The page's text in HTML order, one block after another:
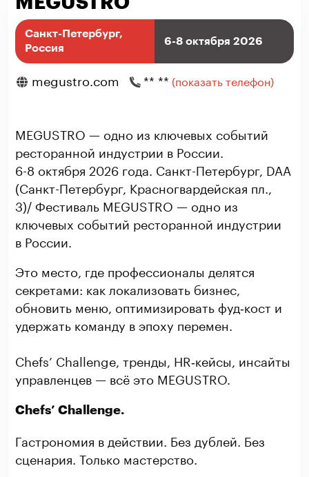
Санкт-Петербург,
Россия
6-8 октября 2026
megustro.com ** ** (показать телефон)
MEGUSTRO — одно из ключевых событий
ресторанной индустрии в России.
6-8 октября 2026 года. Санкт-Петербург, DAA
(Санкт-Петербург, Красногвардейская пл.,
3)/ Фестиваль MEGUSTRO — одно из
ключевых событий ресторанной индустрии
в России.
Это место, где профессионалы делятся
секретами: как локализовать бизнес,
обновить меню, оптимизировать фуд‑кост и
удержать команду в эпоху перемен.
Chefs’ Challenge, тренды, HR‑кейсы, инсайты
управленцев — всё это MEGUSTRO.
Chefs’ Challenge.
Гастрономия в действии. Без дублей. Без
сценария. Только мастерство.